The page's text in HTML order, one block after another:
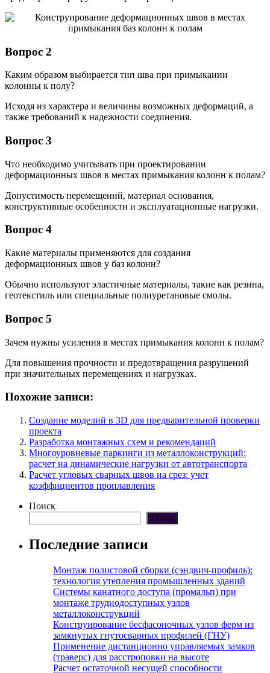
Вопрос 2
Каким образом выбирается тип шва при примыкании
колонны к полу?
Исходя из характера и величины возможных деформаций, а
также требований к надежности соединения.
Вопрос 3
Что необходимо учитывать при проектировании
деформационных швов в местах примыкания колонн к полам?
Допустимость перемещений, материал основания,
конструктивные особенности и эксплуатационные нагрузки.
Вопрос 4
Какие материалы применяются для создания
деформационных швов у баз колонн?
Обычно используют эластичные материалы, такие как резина,
геотекстиль или специальные полиуретановые смолы.
Вопрос 5
Зачем нужны усиления в местах примыкания колонн к полам?
Для повышения прочности и предотвращения разрушений
при значительных перемещениях и нагрузках.
Похожие записи:
Создание моделий в 3D для предварительной проверки
проекта
Разработка монтажных схем и рекомендаций
Многоуровневые паркинги из металлоконструкций:
расчет на динамические нагрузки от автотранспорта
Расчет угловых сварных швов на срез: учет
коэффициентов проплавления
Поиск
Поиск
Последние записи
Монтаж полистовой сборки (сэндвич-профиль):
технология утепления промышленных зданий
Системы канатного доступа (промальп) при
монтаже труднодоступных узлов
металлоконструкций
Конструирование бесфасоночных узлов ферм из
замкнутых гнутосварных профилей (ГНУ)
Применение дистанционно управляемых замков
(траверс) для расстроповки на высоте
Расчет остаточной несущей способности